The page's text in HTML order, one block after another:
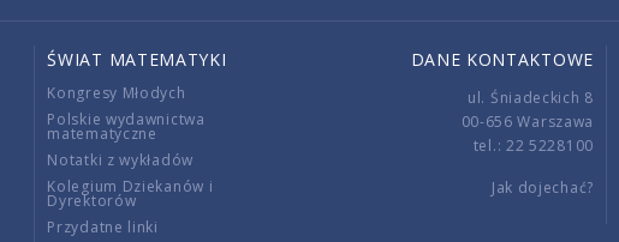
ŚWIAT MATEMATYKI
Kongresy Młodych
Polskie wydawnictwa
matematyczne
Notatki z wykładów
Kolegium Dziekanów i
Dyrektorów
Przydatne linki
DANE KONTAKTOWE
ul. Śniadeckich 8
00-656 Warszawa
tel.: 22 5228100
Jak dojechać?